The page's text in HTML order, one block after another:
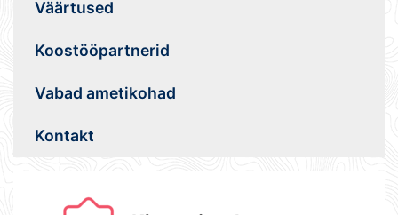
Väärtused
Koostööpartnerid
Vabad ametikohad
Kontakt